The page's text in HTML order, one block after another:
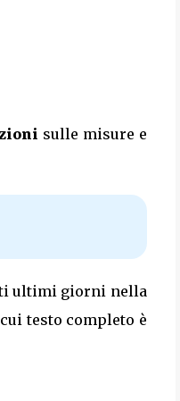
sulle misure e
ultimi giorni nella
testo completo è